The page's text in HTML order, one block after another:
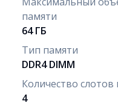
памяти
64 ГБ
Тип памяти
DDR4 DIMM
Количество слотов
4